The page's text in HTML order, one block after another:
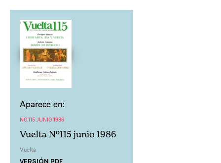
Aparece en:
NO.115 JUNIO 1986
Vuelta Nº115 junio 1986
Vuelta
VERSIÓN PDF